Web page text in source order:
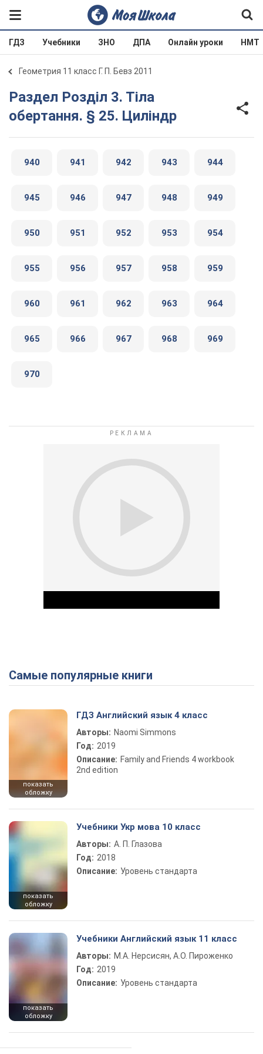
ГДЗ Учебники ЗНО ДПА Онлайн уроки НМТ
Геометрия 11 класс Г. П. Бевз 2011
Раздел Розділ 3. Тіла
обертання. § 25. Циліндр
940 941 942 943 944
945 946 947 948 949
950 951 952 953 954
955 956 957 958 959
960 961 962 963 964
965 966 967 968 969
970
Play Video
Самые популярные книги
показать
обложку
ГДЗ Английский язык 4 класс
Авторы: Naomi Simmons
Год: 2019
Описание: Family and Friends 4 workbook
2nd edition
показать
обложку
Учебники Укр мова 10 класс
Авторы: А. П. Глазова
Год: 2018
Описание: Уровень стандарта
показать
обложку
Учебники Английский язык 11 класс
Авторы: М.А. Нерсисян, А.О. Пироженко
Год: 2019
Описание: Уровень стандарта